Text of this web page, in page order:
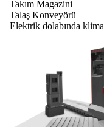
Takım Magazini
Talaş Konveyörü
Elektrik dolabında klima